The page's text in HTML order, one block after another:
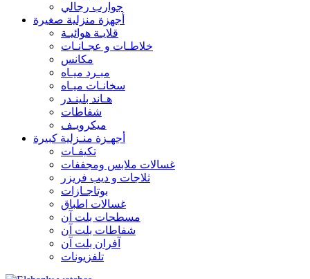
جوارب رجالي
أجهزة منزلية صغيرة
قلايـة هوائيـة
خلاطـات و عجـانـات
مكانس
مبـرد ميـاه
سخانـات ميـاه
هـاند بلينـدر
شفاطات
ميكرويـف
أجهـزة منـزلية كبيرة
تكيفـات
غسالات ملابس ومجففات
ثلاجات و ديب فريزر
بوتاجـازات
غسالات اطباق
مسطحات بلت آن
شفاطات بلت آن
آفران بلت آن
تلفزيونات